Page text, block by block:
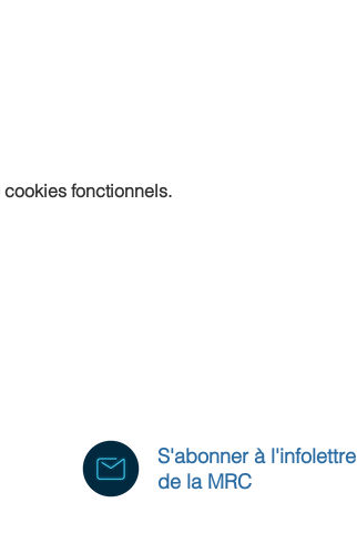
fonctionnels.
S'abonner à l'infolettre
de la MRC